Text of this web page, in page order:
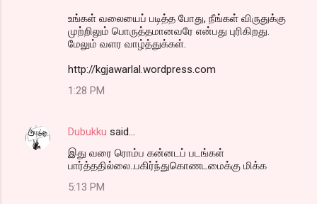
உங்கள் வலையைப் படித்த போது, நீங்கள் விருதுக்கு
முற்றிலும் பொருத்தமானவரே என்பது புரிகிறது.
மேலும் வளர வாழ்த்துக்கள்.
http://kgjawarlal.wordpress.com
1:28 PM
Dubukku said…
இது வரை ரொம்ப கன்னடப் படங்கள்
பார்த்ததில்லை..பகிர்ந்துகொணடமைக்கு மிக்க
5:13 PM